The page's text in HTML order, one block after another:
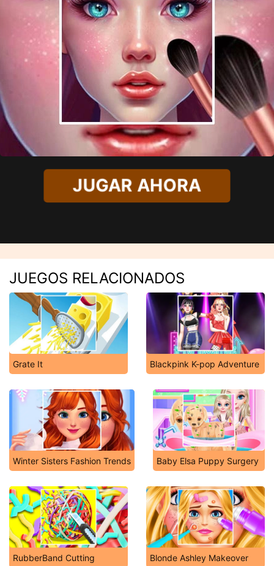
JUGAR AHORA
JUEGOS RELACIONADOS
Grate It Blackpink K-pop Adventure
Winter Sisters Fashion Trends Baby Elsa Puppy Surgery
RubberBand Cutting Blonde Ashley Makeover